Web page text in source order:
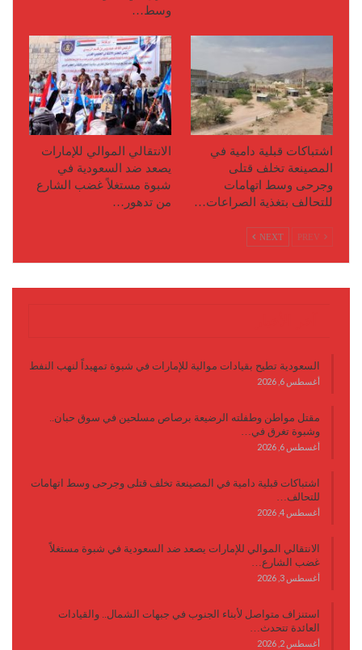
وسط…
اشتباكات قبلية دامية في
المصينعة تخلف قتلى
وجرحى وسط اتهامات
للتحالف بتغذية الصراعات…
الانتقالي الموالي للإمارات
يصعد ضد السعودية في
شبوة مستغلاً غضب الشارع
من تدهور…
NEXT
السعودية تطيح بقيادات موالية للإمارات في شبوة تمهيداً لنهب النفط
أغسطس 6, 2026
مقتل مواطن وطفلته الرضيعة برصاص مسلحين في سوق حبان..
وشبوة تغرق في…
أغسطس 6, 2026
اشتباكات قبلية دامية في المصينعة تخلف قتلى وجرحى وسط اتهامات
للتحالف…
أغسطس 4, 2026
الانتقالي الموالي للإمارات يصعد ضد السعودية في شبوة مستغلاً
غضب الشارع…
أغسطس 3, 2026
استنزاف متواصل لأبناء الجنوب في جبهات الشمال.. والقيادات
العائدة تتحدث…
أغسطس 2, 2026